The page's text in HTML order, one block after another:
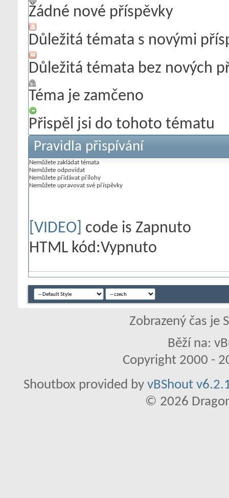
Žádné nové příspěvky
Důležitá témata s novými
Důležitá témata bez nových
Téma je zamčeno
Přispěl jsi do tohoto tématu
Pravidla přispívání
Nemůžete zakládat témata
Nemůžete odpovídat
Nemůžete přidávat přílohy
Nemůžete upravovat své příspěvky
[VIDEO] code is Zapnuto
HTML kód:Vypnuto
Zobrazený čas je
Běží na:
Copyright 2000 -
Shoutbox provided by vBShout
© 2026